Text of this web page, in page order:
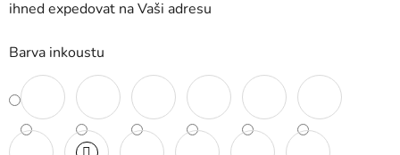
ihned expedovat na Vaši adresu
Barva inkoustu